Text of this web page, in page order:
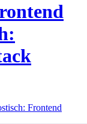
Frontend